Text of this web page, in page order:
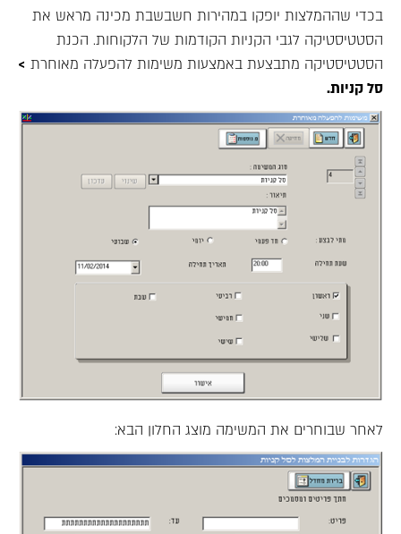
בכדי שההמלצות יופקו במהירות חשבשבת מכינה מראש את
הסטטיסטיקה לגבי הקניות הקודמות של הלקוחות. הכנת
הסטטיסטיקה מתבצעת באמצעות משימות להפעלה מאוחרת >
סל קניות.
לאחר שבוחרים את המשימה מוצג החלון הבא: